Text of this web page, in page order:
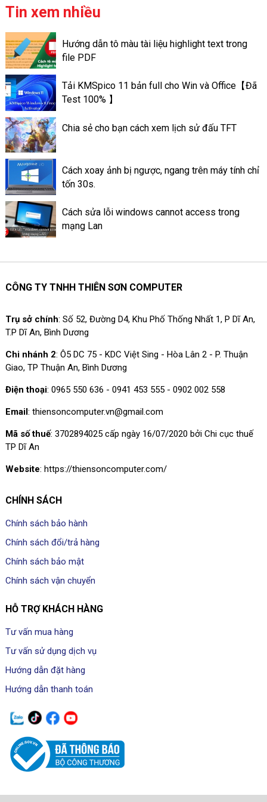
quản trị cơ sở các dữ liệu quan
database management
system, được viết tắt:
RDBMS). Nó mang những
chức năng quản lý và chỉnh
sửa và truy xuất dữ liệu thành
dạng bảng.
Tin xem nhiều
Hướng dẫn tô màu tài liệu highlight text trong
file PDF
Tải KMSpico 11 bản full cho Win và Office【Đã
Test 100% 】
Chia sẻ cho bạn cách xem lịch sử đấu TFT
Cách xoay ảnh bị ngược, ngang trên máy tính chỉ
tốn 30s.
Cách sửa lỗi windows cannot access trong
mạng Lan
CÔNG TY TNHH THIÊN SƠN COMPUTER
Trụ sở chính: Số 52, Đường D4, Khu Phố Thống Nhất 1, P Dĩ An,
T.P Dĩ An, Bình Dương
Chi nhánh 2: Ô5 DC 75 - KDC Việt Sing - Hòa Lân 2 - P. Thuận
Giao, TP Thuận An, Bình Dương
Điện thoại: 0965 550 636 - 0941 453 555 - 0902 002 558
Email: thiensoncomputer.vn@gmail.com
Mã số thuế: 3702894025 cấp ngày 16/07/2020 bởi Chi cục thuế
TP Dĩ An
Website: https://thiensoncomputer.com/
CHÍNH SÁCH
Chính sách bảo hành
Chính sách đổi/trả hàng
Chính sách bảo mật
Chính sách vận chuyển
HỖ TRỢ KHÁCH HÀNG
Tư vấn mua hàng
Tư vấn sử dụng dịch vụ
Hướng dẫn đặt hàng
Hướng dẫn thanh toán